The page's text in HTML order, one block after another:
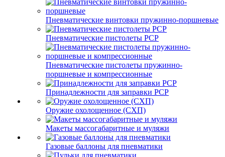
Пневматические винтовки пружинно-поршневые
Пневматические пистолеты PCP
Пневматические пистолеты пружинно-
поршневые и компрессионные
Принадлежности для заправки PCP
Оружие охолощенное (СХП)
Макеты массогабаритные и муляжи
Газовые баллоны для пневматики